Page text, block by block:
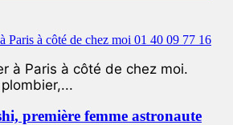
à Paris à côté de chez moi.
première femme astronaute